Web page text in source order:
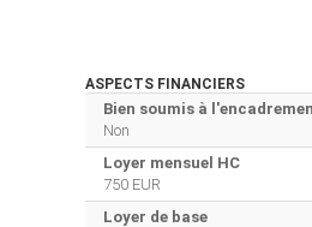
ASPECTS FINANCIERS
Bien soumis à
Non
Loyer mensuel HC
750 EUR
Loyer de base